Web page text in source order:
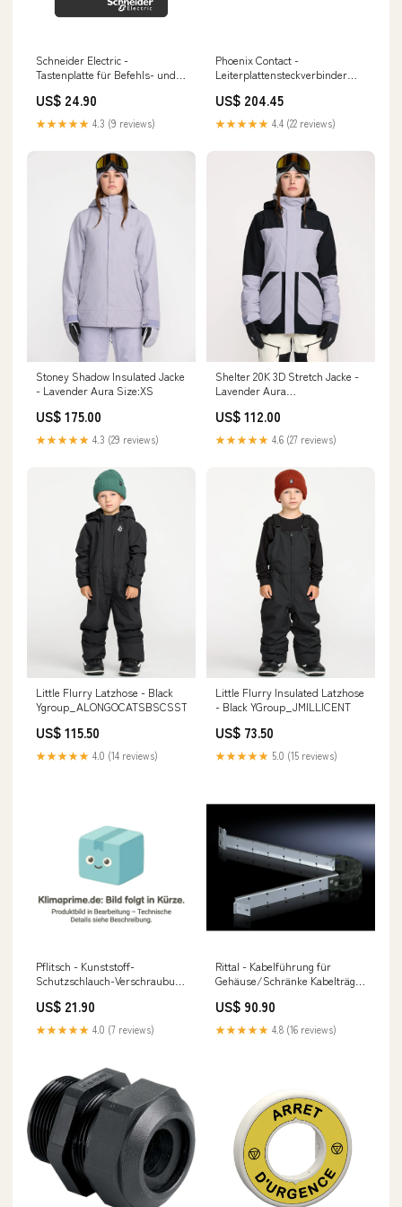
Schneider Electric -
Tastenplatte für Befehls- und
ZBYLEG101000 100x100mm
o.Beschr Ersatzschalter REP25A
US$ 24.90
★★★★★ 4.3 (9 reviews)
Phoenix Contact -
Leiterplattensteckverbinder
5,08 f. Leiterplattenst. − 50
Stück klimagerät
US$ 204.45
★★★★★ 4.4 (22 reviews)
Stoney Shadow Insulated Jacke
- Lavender Aura Size:XS
US$ 175.00
★★★★★ 4.3 (29 reviews)
Shelter 20K 3D Stretch Jacke -
Lavender Aura
US$ 112.00
★★★★★ 4.6 (27 reviews)
Little Flurry Latzhose - Black
Ygroup_ALONGOCATSBSCSST
US$ 115.50
★★★★★ 4.0 (14 reviews)
Little Flurry Insulated Latzhose
- Black YGroup_JMILLICENT
US$ 73.50
★★★★★ 5.0 (15 reviews)
Pflitsch - Kunststoff-
Schutzschlauch-Verschraubung
15mm − 50 Stück klima
multisplitgerät LG
US$ 21.90
★★★★★ 4.0 (7 reviews)
Rittal - Kabelführung für
Gehäuse/Schränke Kabelträger
Camper Ausbau
US$ 90.90
★★★★★ 4.8 (16 reviews)